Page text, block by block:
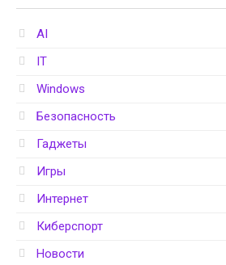
AI
IT
Windows
Безопасность
Гаджеты
Игры
Интернет
Киберспорт
Новости